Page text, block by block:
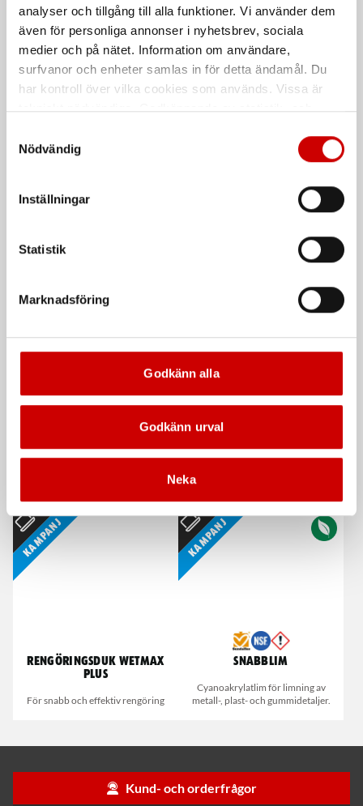
analyser och tillgång till alla funktioner. Vi använder dem
även för personliga annonser i nyhetsbrev, sociala
medier och på nätet. Information om användare,
surfvanor och enheter samlas in för detta ändamål. Du
har kontroll över vilka cookies som används. Vissa är
tekniskt nödvändiga. Godkännande av statistik- och
länder utanför EU med olika dataskyddsnormer. Genom
att godkänna samtycker du till sådana överföringar. Läs
Nödvändig
Inställningar
Statistik
Marknadsföring
Godkänn alla
Godkänn urval
Neka
Snabbt och enkelt system för att
reparera stenskott i vindruta
Bilinredningsmodul 2
Klädseltvätt SEG 10
Våt- och torrdammsugare
Kampanj
Kampanj
Rengöringsduk Wetmax
Plus
För snabb och effektiv rengöring
Kampanj
Snabblim
Cyanoakrylatlim för limning av
metall-, plast- och gummidetaljer.
Kund- och orderfrågor